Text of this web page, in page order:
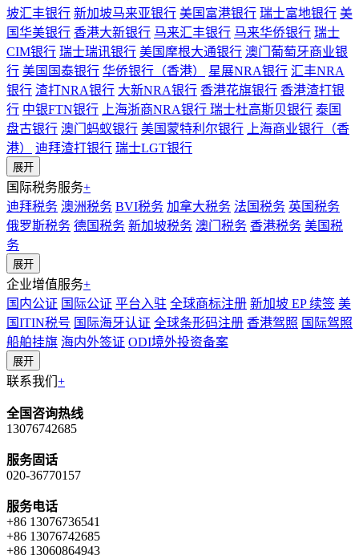
坡汇丰银行 新加坡马来亚银行 美国富港银行 瑞士富地银行 美
国华美银行 香港大新银行 马来汇丰银行 马来华侨银行 瑞士
CIM银行 瑞士瑞讯银行 美国摩根大通银行 澳门葡萄牙商业银
行 美国国泰银行 华侨银行（香港） 星展NRA银行 汇丰NRA
银行 渣打NRA银行 大新NRA银行 香港花旗银行 香港渣打银
行 中银FTN银行 上海浙商NRA银行 瑞士杜高斯贝银行 泰国
盘古银行 澳门蚂蚁银行 美国蒙特利尔银行
上海商业银行（香
港）
迪拜渣打银行 瑞士LGT银行
展开
国际税务服务+
迪拜税务 澳洲税务 BVI税务 加拿大税务 法国税务 英国税务
俄罗斯税务 德国税务 新加坡税务 澳门税务 香港税务 美国税
务
展开
企业增值服务+
国内公证 国际公证 平台入驻 全球商标注册 新加坡 EP 续签 美
国ITIN税号 国际海牙认证 全球条形码注册 香港驾照 国际驾照
船舶挂旗 海内外签证 ODI境外投资备案
展开
联系我们 +
全国咨询热线
13076742685
服务固话
020-36770157
服务电话
+86 13076736541
+86 13076742685
+86 13060864943